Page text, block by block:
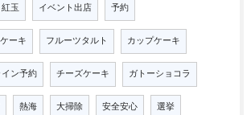
紅玉 イベント出店 予約
ーキ フルーツタルト カップケーキ
ン予約 チーズケーキ ガトーショコラ
熱海 大掃除 安全安心 選挙